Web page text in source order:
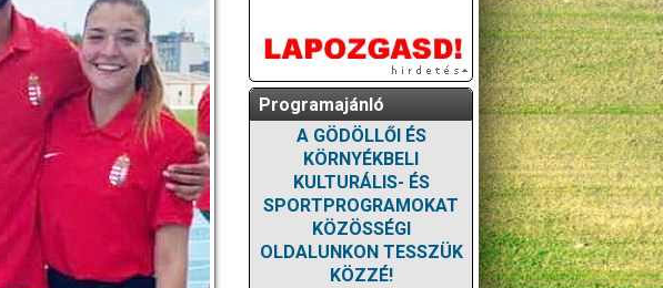
Programajánló
A GÖDÖLLŐI ÉS
KÖRNYÉKBELI
KULTURÁLIS- ÉS
SPORTPROGRAMOKAT
KÖZÖSSÉGI
OLDALUNKON TESSZÜK
KÖZZÉ!